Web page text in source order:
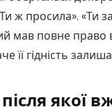
ж просила». «Ти
мав повне право
її гідність
якої